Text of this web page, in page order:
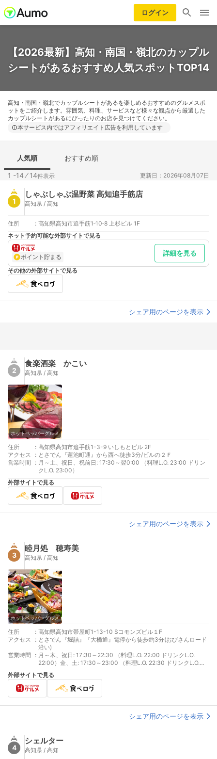
ログイン
【2026最新】高知・南国・嶺北のカップル
シートがあるおすすめ人気スポットTOP14
高知・南国・嶺北でカップルシートがあるを楽しめるおすすめのグルメスポ
ットをご紹介します。雰囲気、料理、サービスなど様々な観点から厳選した
カップルシートがあるにぴったりのお店を見つけてください。
本サービス内ではアフィリエイト広告を利用しています
人気順 おすすめ順
1 -14 ⁄14件表示 更新日：2026年08月07日
1
しゃぶしゃぶ温野菜 高知追手筋店
高知県 / 高知
住所 : 高知県高知市追手筋1‐10‐8 上杉ビル 1F
ネット予約可能な外部サイトで見る
ポイント貯まる 詳細を見る
その他の外部サイトで見る
シェア用のページを表示
2
食楽酒楽 かこい
高知県 / 高知
ホットペッパーグルメ
住所 : 高知県高知市追手筋1-3-9 いしもとビル 2F
アクセス
: とさでん『蓮池町通』から西へ徒歩3分/ビルの２Ｆ
営業時間
: 月～土、祝日、祝前日: 17:30～翌0:00 （料理L.O. 23:00 ドリン
クL.O. 23:00）
外部サイトで見る
シェア用のページを表示
3
睦月処 穂寿美
高知県 / 高知
ホットペッパーグルメ
住所 : 高知県高知市帯屋町1-13-10 Sコモンズビル１F
アクセス
: とさでん『堀詰』『大橋通』電停から徒歩約3分(おびさんロード
沿い)
営業時間
: 月～木、祝日: 17:30～22:30 （料理L.O. 22:00 ドリンクL.O.
22:00）金、土: 17:30～23:00 （料理L.O. 22:30 ドリンクL.O.
22:30）祝前日: 17:30～22:30 （料理L.O. 22:30 ドリンクL.O.
22:00）
外部サイトで見る
シェア用のページを表示
4
シェルター
高知県 / 高知